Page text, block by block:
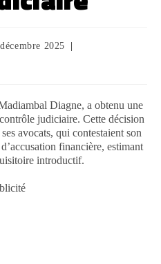
2025
Diagne, a obtenu une
judiciaire. Cette décision
avocats, qui contestaient son
financière, estimant
introductif.